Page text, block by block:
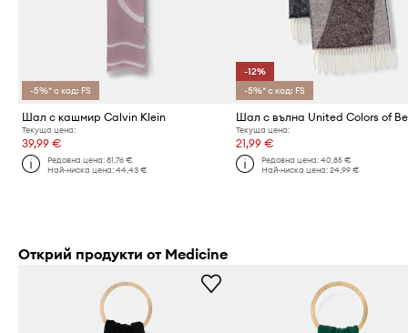
-5%* с код: FS
Шал с кашмир Calvin Klein
Текуща цена:
39,99 €
Редовна цена:81,76 €
Най-ниска цена:44,43 €
-12%
-5%* с код: FS
Текуща цена:
21,99 €
Редовна цена: 40,85 €
Най-ниска цена: 24,99 €
Открий продукти от Medicine